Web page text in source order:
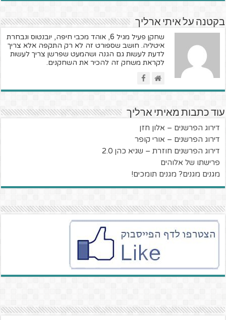
בקטנה על איתי ארליך
שחקן פעיל מגיל 6, אוהד מכבי חיפה, יובנטוס ונבחרת
איטליה. חושב שספורט זה לא רק התקפה אלא צריך
לדעת לעשות גם הגנה ושהמעט שפרשן צריך לעשות
לקראת משחק זה להכיר את השחקנים.
עוד כתבות מאיתי ארליך
דירוג הפרשנים – אלון חזן
דירוג הפרשנים – אורי קופר
דירוג הפרשנים חוזרת – שגיא כהן 2.0
פרישתו של אלוהים
מגנים מגנים? מגנים תומכים!